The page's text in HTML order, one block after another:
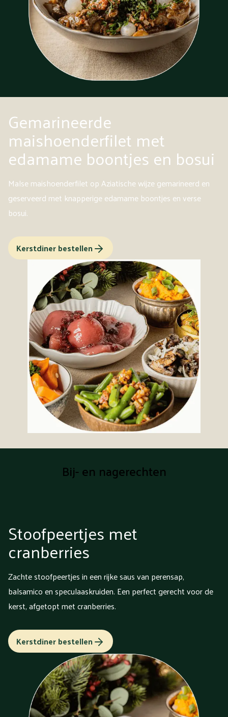
Gemarineerde
maishoenderfilet met
edamame boontjes en bosui
Malse maishoenderfilet op Aziatische wijze gemarineerd en
geserveerd met knapperige edamame boontjes en verse
bosui.
Kerstdiner bestellen
Bij- en nagerechten
Stoofpeertjes met
cranberries
Zachte stoofpeertjes in een rijke saus van perensap,
balsamico en speculaaskruiden. Een perfect gerecht voor de
kerst, afgetopt met cranberries.
Kerstdiner bestellen